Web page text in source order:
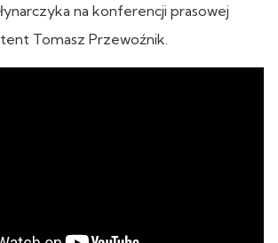
na konferencji prasowej
Tomasz Przewoźnik.